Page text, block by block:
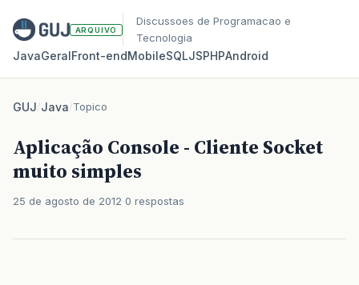
ARQUIVO
Discussoes de Programacao e
Tecnologia
JavaGeralFront‑endMobileSQLJSPHPAndroid
GUJ/Java/Topico
Aplicação Console - Cliente Socket
muito simples
25 de agosto de 2012 0 respostas